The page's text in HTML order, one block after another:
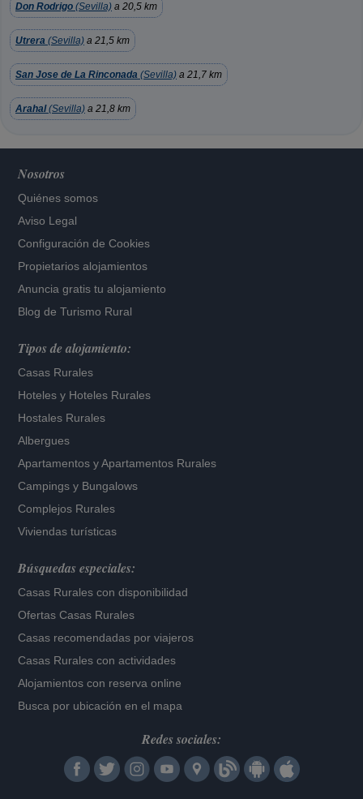
Don Rodrigo (Sevilla) a 20,5 km
Utrera (Sevilla) a 21,5 km
San Jose de La Rinconada (Sevilla) a 21,7 km
Arahal(Sevilla) a 21,8 km
Nosotros
Quiénes somos
Aviso Legal
Configuración de Cookies
Propietarios alojamientos
Anuncia gratis tu alojamiento
Blog de Turismo Rural
Tipos de alojamiento:
Casas Rurales
Hoteles y Hoteles Rurales
Hostales Rurales
Albergues
Apartamentos yApartamentos Rurales
Campings y Bungalows
Complejos Rurales
Viviendas turísticas
Búsquedas especiales:
Casas Rurales con disponibilidad
Ofertas Casas Rurales
Casas recomendadas por viajeros
Casas Rurales con actividades
Alojamientos con reserva online
Busca por ubicación en el mapa
Redes sociales: